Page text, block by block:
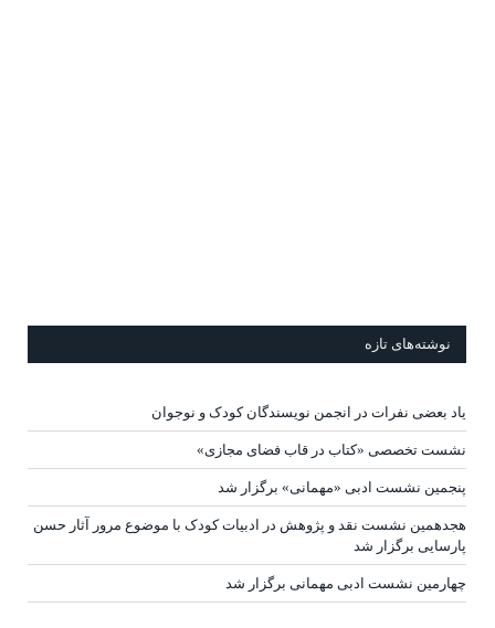
نوشته‌های تازه
یاد بعضی نفرات در انجمن نویسندگان کودک و نوجوان
نشست تخصصی «کتاب در قاب فضای مجازی»
پنجمین نشست ادبی «مهمانی» برگزار شد
هجدهمین نشست نقد و پژوهش در ادبیات کودک با موضوع مرور آثار حسن
پارسایی برگزار شد
چهارمین نشست ادبی مهمانی برگزار شد